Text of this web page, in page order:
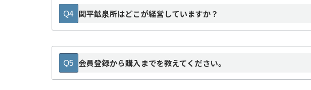
Q4
関平鉱泉所はどこが経営していますか？
霧島市役所
Q5
会員登録から購入までを教えてください。
こちらのページ